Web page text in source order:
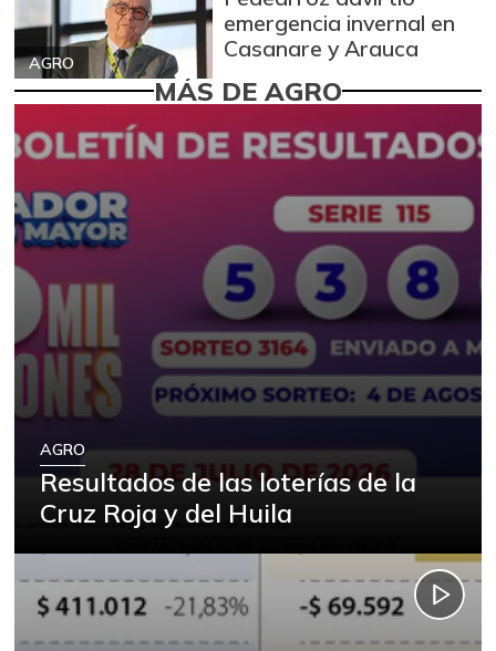
AGRO
emergencia invernal en
Casanare y Arauca
MÁS DE AGRO
AGRO
Resultados de las loterías de la
Cruz Roja y del Huila